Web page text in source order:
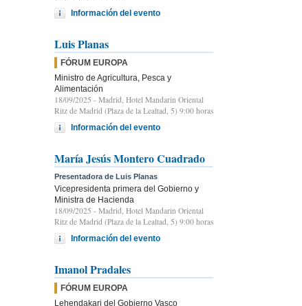
Información del evento
Luis Planas
FÓRUM EUROPA
Ministro de Agricultura, Pesca y
Alimentación
18/09/2025 - Madrid, Hotel Mandarin Oriental
Ritz de Madrid (Plaza de la Lealtad, 5) 9:00 horas
Información del evento
María Jesús Montero Cuadrado
Presentadora de Luis Planas
Vicepresidenta primera del Gobierno y
Ministra de Hacienda
18/09/2025 - Madrid, Hotel Mandarin Oriental
Ritz de Madrid (Plaza de la Lealtad, 5) 9:00 horas
Información del evento
Imanol Pradales
FÓRUM EUROPA
Lehendakari del Gobierno Vasco